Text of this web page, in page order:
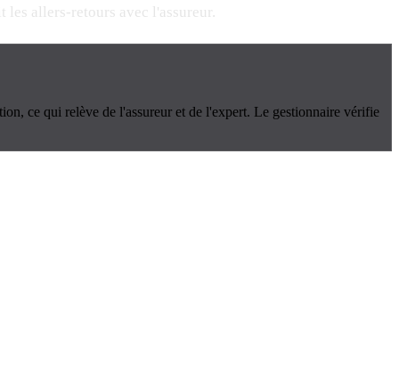
allers-retours avec l'assureur.
ce qui relève de l'assureur et de l'expert. Le gestionnaire vérifie